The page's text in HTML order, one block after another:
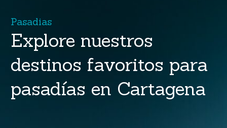
Pasadias
Explore nuestros
destinos favoritos para
pasadías en Cartagena